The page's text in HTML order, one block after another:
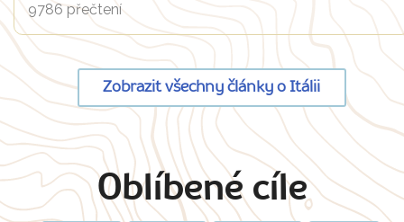
9786 přečtení
Zobrazit všechny články o Itálii
Oblíbené cíle